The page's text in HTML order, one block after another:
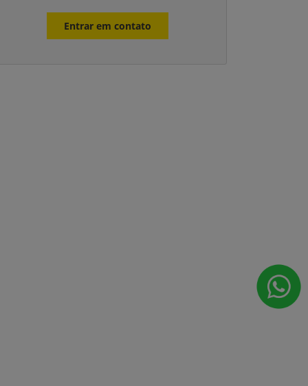
Entrar em contato